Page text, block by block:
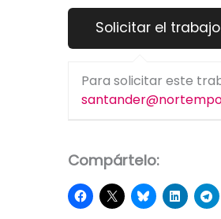
Para solicitar este
Compártelo: